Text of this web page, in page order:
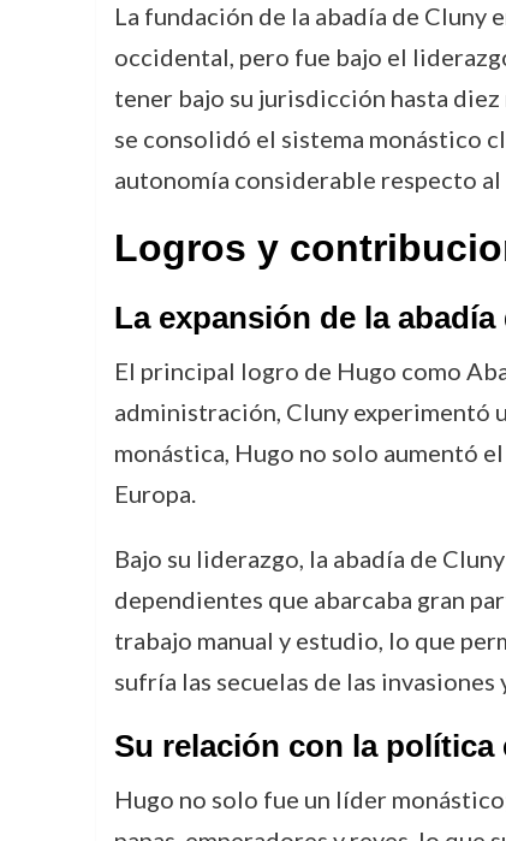
La fundación de la abadía de
occidental, pero fue bajo el
tener bajo su jurisdicción hasta
se consolidó el sistema monástico
autonomía considerable respecto al
Logros y
La expansión de la abadía
El principal logro de Hugo como
administración, Cluny experimentó
monástica, Hugo no solo aumentó
Europa.
Bajo su liderazgo, la abadía de
dependientes que abarcaba gran
trabajo manual y estudio, lo que
sufría las secuelas de las
Su relación con la política
Hugo no solo fue un líder